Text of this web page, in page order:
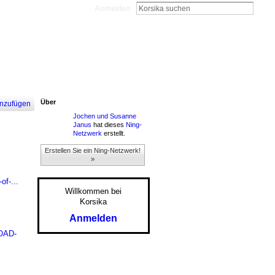
of-...
Über
Jochen und Susanne
Janus hat dieses Ning-
Netzwerk erstellt.
Erstellen Sie ein Ning-Netzwerk!
»
Willkommen bei
Korsika
Anmelden